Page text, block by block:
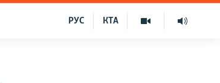
КТА
РУС